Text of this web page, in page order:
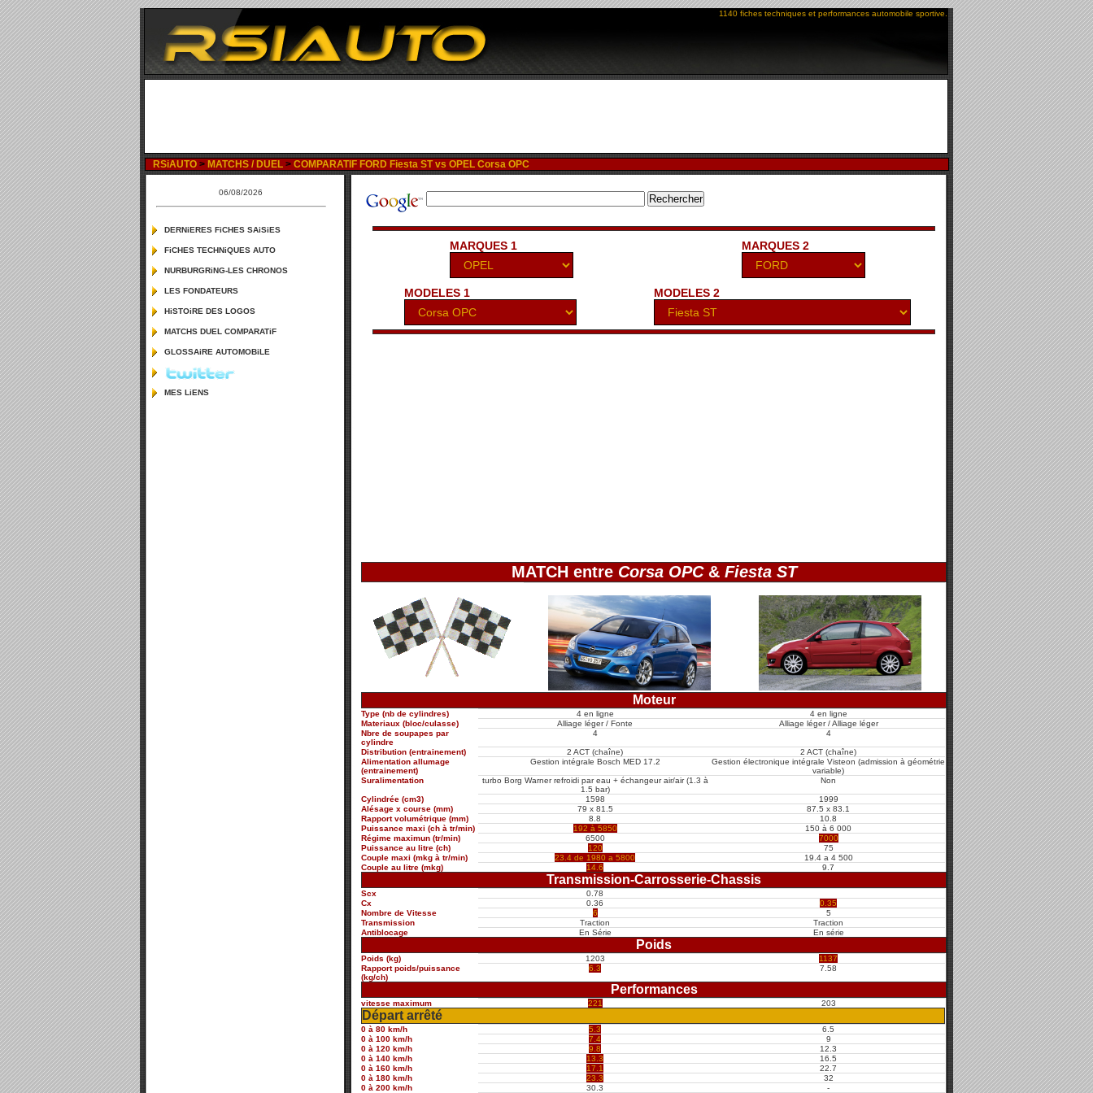
1140 fiches techniques et performances automobile sportive.
RSiAUTO > MATCHS / DUEL > COMPARATIF FORD Fiesta ST vs OPEL Corsa OPC
MARQUES 1 MARQUES 2
MODELES 1 MODELES 2
MATCH entre Corsa OPC& Fiesta ST
Moteur
Type (nb de cylindres) 4 en ligne
4 en ligne
Materiaux (bloc/culasse)
Alliage léger / Fonte
Alliage léger / Alliage léger
Nbre de soupapes par
cylindre
4 4
Distribution (entrainement) 2 ACT (chaîne)
2 ACT (chaîne)
Alimentation allumage
(entrainement)
Gestion intégrale Bosch MED 17.2
Gestion électronique intégrale Visteon (admission à géométrie
variable)
Suralimentation
turbo Borg Warner refroidi par eau + échangeur air/air (1.3 à
1.5 bar)
Non
Cylindrée (cm3) 1598
1999
Alésage x course (mm)
79 x 81.5
87.5 x 83.1
Rapport volumétrique (mm)
8.8
10.8
Puissance maxi (ch à tr/min)
192 à 5850
150 à 6 000
Régime maximun (tr/min)
6500
7000
Puissance au litre (ch)
120
75
Couple maxi (mkg à tr/min)
23.4 de 1980 a 5800
19.4 a 4 500
Couple au litre (mkg)
14.6 9.7
Transmission-Carrosserie-Chassis
Scx
0.78
Cx
0.36
0.35
Nombre de Vitesse
6
5
Transmission
Traction
Traction
Antiblocage
En Série En série
Poids
Poids (kg) 1203
1137
Rapport poids/puissance
(kg/ch)
6.3 7.58
Performances
vitesse maximum 221 203
Départ arrêté
0 à 80 km/h 5.3
6.5
0 à 100 km/h
7.4
9
0 à 120 km/h
9.8
12.3
0 à 140 km/h
13.3
16.5
0 à 160 km/h
17.1
22.7
0 à 180 km/h
23.3
32
0 à 200 km/h
30.3 -
06/08/2026
DERNiERES FiCHES SAiSiES
FiCHES TECHNiQUES AUTO
NURBURGRiNG-LES CHRONOS
LES FONDATEURS
HiSTOiRE DES LOGOS
MATCHS DUEL COMPARATiF
GLOSSAiRE AUTOMOBiLE
MES LiENS